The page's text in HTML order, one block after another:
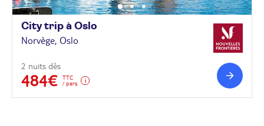
City trip à Oslo
Norvège, Oslo
2 nuits dès
484€
TTC
/ pers.